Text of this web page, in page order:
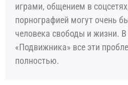
играми, общением в
порнографией могут очень
человека свободы и жизни. В
«Подвижника» все эти
полностью.